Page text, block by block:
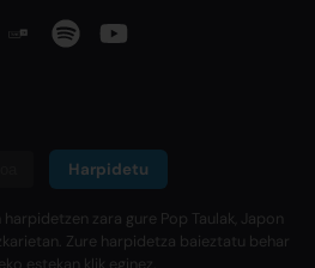
Harpidetu
zara gure Pop Taulak, Japon
Zure harpidetza baieztatu behar
estekan klik eginez.